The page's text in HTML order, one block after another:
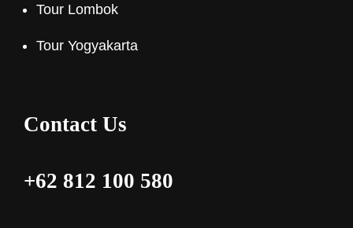
Tour Lombok
Tour Yogyakarta
Contact Us
+62 812 100 580